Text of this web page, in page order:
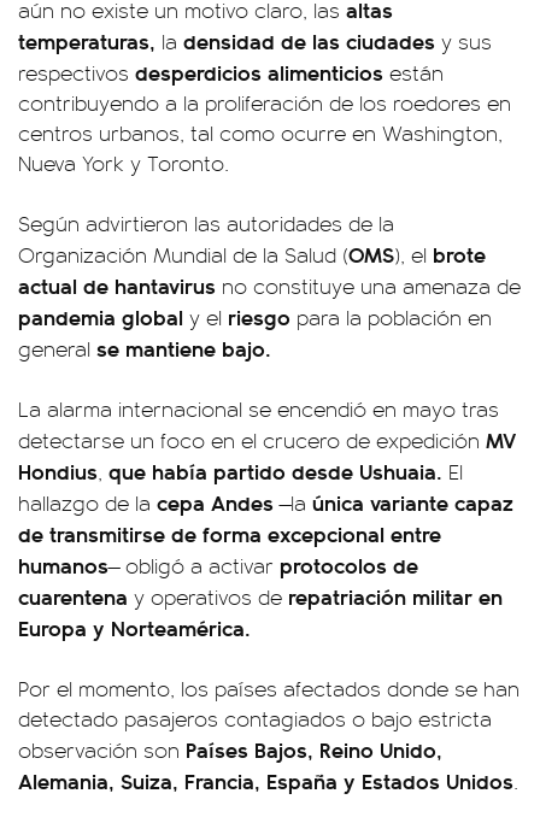
aún no existe un motivo claro, las altas
temperaturas, la densidad de las ciudades y sus
respectivos desperdicios alimenticios están
contribuyendo a la proliferación de los roedores en
centros urbanos, tal como ocurre en Washington,
Nueva York y Toronto.
Según advirtieron las autoridades de la
Organización Mundial de la Salud (OMS), el brote
actual de hantavirus no constituye una amenaza de
pandemia global y el riesgo para la población en
general se mantiene bajo.
La alarma internacional se encendió en mayo tras
detectarse un foco en el crucero de expedición MV
Hondius, que había partido desde Ushuaia. El
hallazgo de la cepa Andes—la única variante capaz
de transmitirse de forma excepcional entre
humanos— obligó a activar protocolos de
cuarentena y operativos de repatriación militar en
Europa y Norteamérica.
Por el momento, los países afectados donde se han
detectado pasajeros contagiados o bajo estricta
observación son Países Bajos, Reino Unido,
Alemania, Suiza, Francia, España y Estados Unidos.